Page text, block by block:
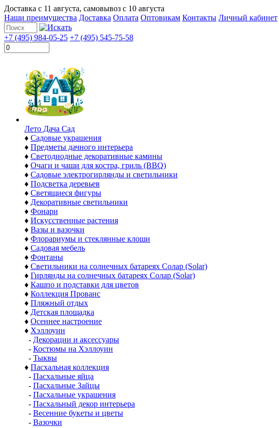
Доставка с 11 августа, самовывоз с 10 августа
Наши преимущества Доставка Оплата Оптовикам Контакты Личный кабинет
+7 (495) 984-05-25 +7 (495) 545-75-58
Лето Дача Сад
♦ Садовые украшения
♦ Предметы дачного интерьера
♦ Светодиодные декоративные камины
♦ Очаги и чаши для костра, гриль (BBQ)
♦ Садовые электрогирлянды и светильники
♦ Подсветка деревьев
♦ Светящиеся фигуры
♦ Декоративные светильники
♦ Фонари
♦ Искусственные растения
♦ Вазы и вазочки
♦ Флорариумы и стеклянные клоши
♦ Садовая мебель
♦ Фонтаны
♦ Светильники на солнечных батареях Солар (Solar)
♦ Гирлянды на солнечных батареях Солар (Solar)
♦ Кашпо и подставки для цветов
♦ Коллекция Прованс
♦ Пляжный отдых
♦ Детская площадка
♦ Осеннее настроение
♦ Хэллоуин
- Декорации и аксессуары
- Костюмы на Хэллоуин
- Тыквы
♦ Пасхальная коллекция
- Пасхальные яйца
- Пасхальные Зайцы
- Пасхальные украшения
- Пасхальный декор интерьера
- Весенние букеты и цветы
- Вазочки